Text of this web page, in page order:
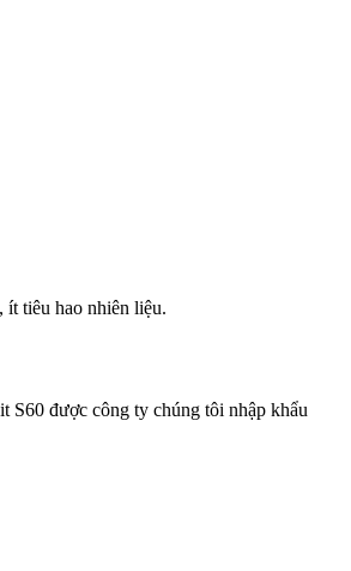
ít tiêu hao nhiên liệu.
S60 được công ty chúng tôi nhập khẩu